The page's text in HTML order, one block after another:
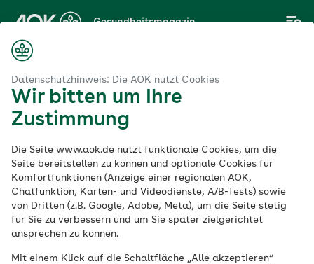
Datenschutzhinweis: Die AOK nutzt Cookies
Wir bitten um Ihre
Zustimmung
Die Seite www.aok.de nutzt funktionale Cookies, um die
Seite bereitstellen zu können und optionale Cookies für
Komfortfunktionen (Anzeige einer regionalen AOK,
Chatfunktion, Karten- und Videodienste, A/B-Tests) sowie
von Dritten (z.B. Google, Adobe, Meta), um die Seite stetig
für Sie zu verbessern und um Sie später zielgerichtet
ansprechen zu können.
Mit einem Klick auf die Schaltfläche „Alle akzeptieren“
Hauptinhalt
springen
Gesundheitsmagazin
Quiz: Durchschauen
Sie diese Mythen über
Diäten?